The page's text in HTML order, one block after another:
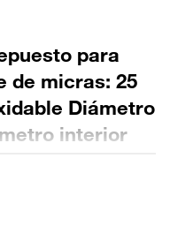
para
de micras: 25
Diámetro
interior
151 Sellado: